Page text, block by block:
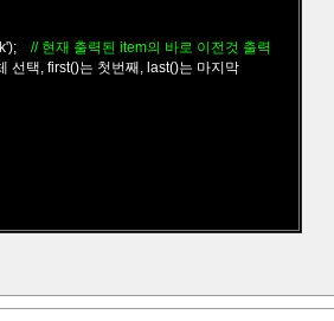
// 현재 출력된 item의 바로 이전것 출력
는 첫번째, last()는 마지막